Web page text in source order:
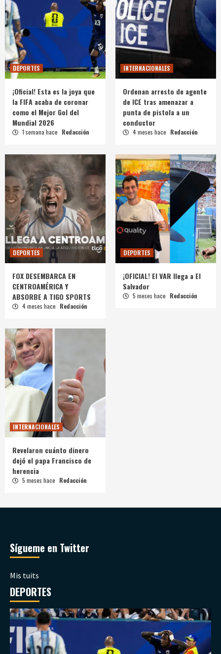
DEPORTES
¡Oficial! Esta es la joya que
la FIFA acaba de coronar
como el Mejor Gol del
Mundial 2026
1 semana hace Redacción
INTERNACIONALES
Ordenan arresto de agente
de ICE tras amenazar a
punta de pistola a un
conductor
4 meses hace Redacción
DEPORTES
FOX DESEMBARCA EN
CENTROAMÉRICA Y
ABSORBE A TIGO SPORTS
4 meses hace Redacción
DEPORTES
¡OFICIAL! El VAR llega a El
Salvador
5 meses hace Redacción
INTERNACIONALES
Revelaron cuánto dinero
dejó el papa Francisco de
herencia
5 meses hace Redacción
Sígueme en Twitter
Mis tuits
DEPORTES